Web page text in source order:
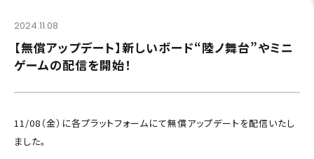
2024.11.08
【無償アップデート】新しいボード“陸ノ舞台”やミニ
ゲームの配信を開始！
11/08（金）に各プラットフォームにて無償アップデートを配信いたし
ました。